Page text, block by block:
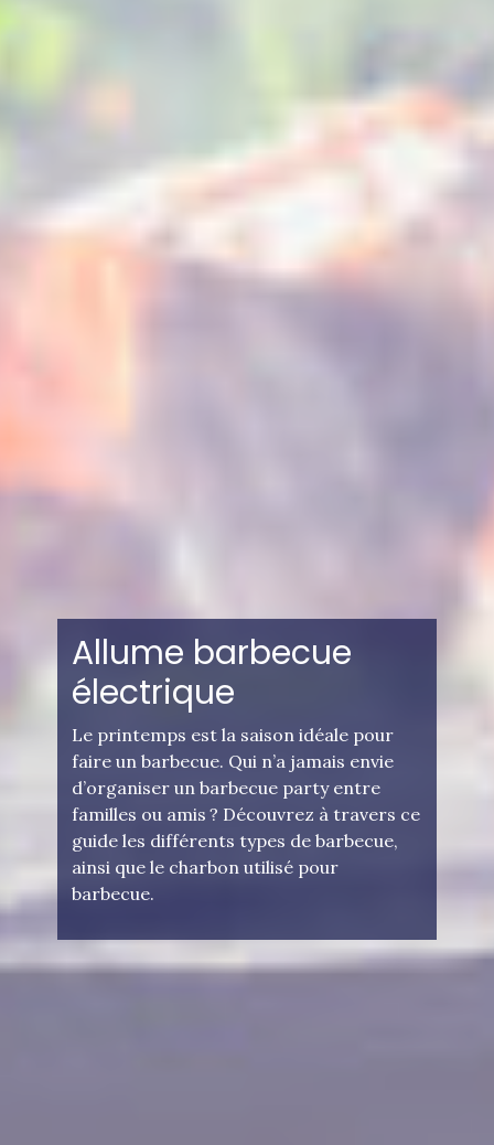
Allume barbecue
électrique
Le printemps est la saison idéale pour
faire un barbecue. Qui n’a jamais envie
d’organiser un barbecue party entre
familles ou amis ? Découvrez à travers ce
guide les différents types de barbecue,
ainsi que le charbon utilisé pour
barbecue.